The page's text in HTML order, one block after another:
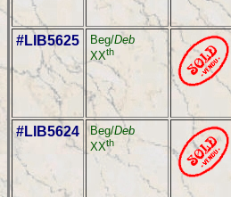
#LIB5625
Beg/Deb
XXth
#LIB5624
Beg/Deb
XXth